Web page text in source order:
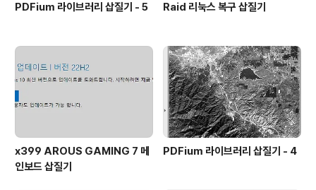
PDFium 라이브러리 삽질기 - 5 Raid 리눅스 복구 삽질기
x399 AROUS GAMING 7 메
인보드 삽질기
PDFium 라이브러리 삽질기 - 4